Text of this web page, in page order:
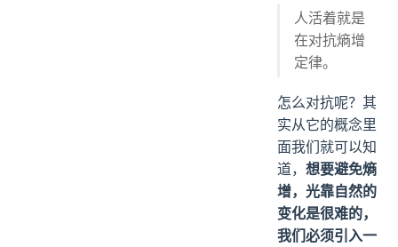
人活着就是
在对抗熵增
定律。
怎么对抗呢？其
实从它的概念里
面我们就可以知
道， 想要避免熵
增，光靠自然的
变化是很难的，
我们必须引入一